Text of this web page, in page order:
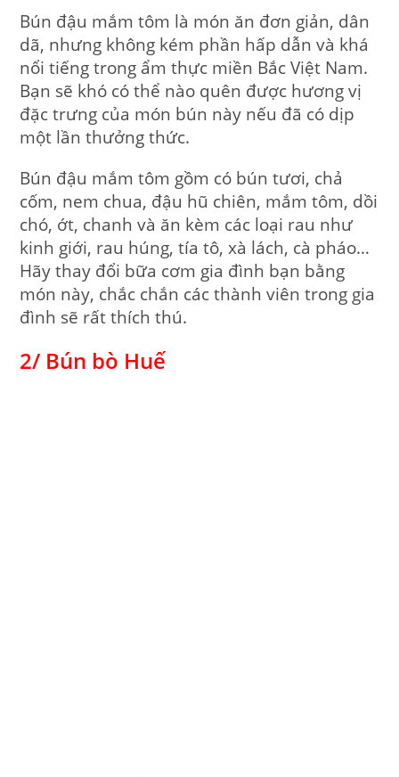
Bún đậu mắm tôm là món ăn đơn giản, dân
dã, nhưng không kém phần hấp dẫn và khá
nổi tiếng trong ẩm thực miền Bắc Việt Nam.
Bạn sẽ khó có thể nào quên được hương vị
đặc trưng của món bún này nếu đã có dịp
một lần thưởng thức.
Bún đậu mắm tôm gồm có bún tươi, chả
cốm, nem chua, đậu hũ chiên, mắm tôm, dồi
chó, ớt, chanh và ăn kèm các loại rau như
kinh giới, rau húng, tía tô, xà lách, cà pháo…
Hãy thay đổi bữa cơm gia đình bạn bằng
món này, chắc chắn các thành viên trong gia
đình sẽ rất thích thú.
2/ Bún bò Huế